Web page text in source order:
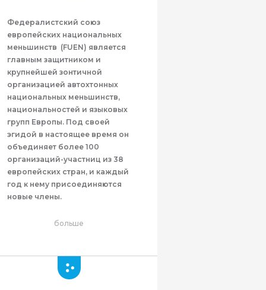
Федералистcкий союз
европейских национальных
меньшинств (FUEN) является
главным защитником и
крупнейшей зонтичной
организацией автохтонных
национальных меньшинств,
национальностей и языковых
групп Европы. Под своей
эгидой в настоящее время он
объединяет более 100
организаций-участниц из 38
европейских стран, и каждый
год к нему присоединяются
новые члены.
больше